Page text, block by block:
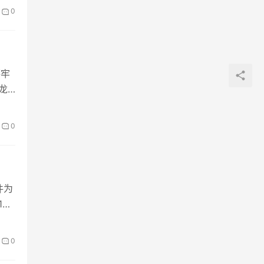
0
0
为
0